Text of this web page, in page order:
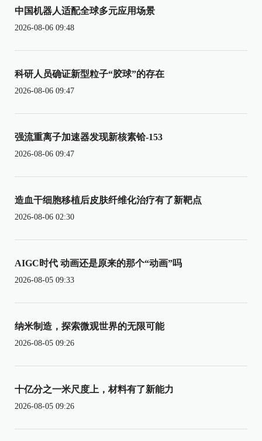
中国机器人适配全球多元应用场景
2026-08-06 09:48
科研人员确证新型粒子“胶球”的存在
2026-08-06 09:47
强流重离子加速器发现新核素铪-153
2026-08-06 09:47
造血干细胞移植后皮肤纤维化治疗有了新靶点
2026-08-06 02:30
AIGC时代 动画还是原来的那个“动画”吗
2026-08-05 09:33
纳米制造，探索微观世界的无限可能
2026-08-05 09:26
十亿分之一米尺度上，材料有了新能力
2026-08-05 09:26